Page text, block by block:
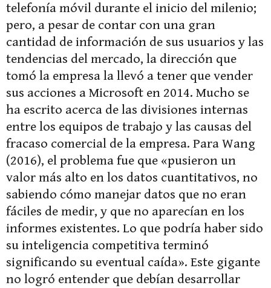
telefonía móvil durante el inicio del milenio;
pero, a pesar de contar con una gran
cantidad de información de sus usuarios y las
tendencias del mercado, la dirección que
tomó la empresa la llevó a tener que vender
sus acciones a Microsoft en 2014. Mucho se
ha escrito acerca de las divisiones internas
entre los equipos de trabajo y las causas del
fracaso comercial de la empresa. Para Wang
(2016), el problema fue que «pusieron un
valor más alto en los datos cuantitativos, no
sabiendo cómo manejar datos que no eran
fáciles de medir, y que no aparecían en los
informes existentes. Lo que podría haber sido
su inteligencia competitiva terminó
significando su eventual caída». Este gigante
no logró entender que debían desarrollar